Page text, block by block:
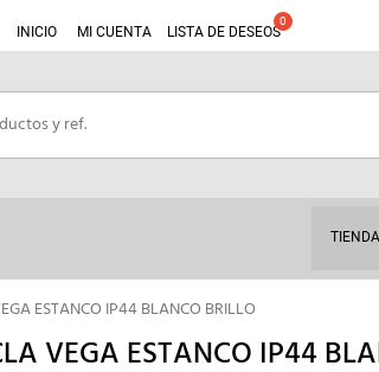
INICIO MI CUENTA LISTA DE DESEOS
TIENDA
ESTANCO IP44 BLANCO BRILLO
VEGA ESTANCO IP44